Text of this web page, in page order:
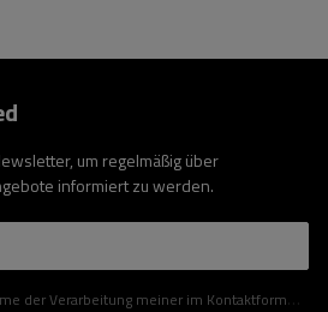
um regelmäßig über
informiert zu werden.
enthaltenen personenbezogenen Daten gemäß der Verordnung (EU) des Europäischen Parlaments und des Rates zu.